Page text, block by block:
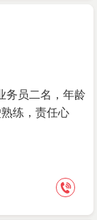
务员二名，年龄
练，责任心